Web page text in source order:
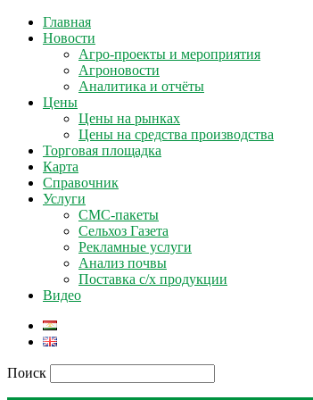
Главная
Новости
Агро-проекты и мероприятия
Агроновости
Аналитика и отчёты
Цены
Цены на рынках
Цены на средства производства
Торговая площадка
Карта
Справочник
Услуги
СМС-пакеты
Сельхоз Газета
Рекламные услуги
Анализ почвы
Поставка с/х продукции
Видео
Поиск